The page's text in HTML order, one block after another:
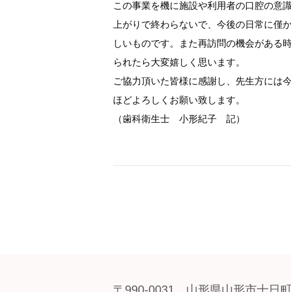
この事業を機に施設や利用者の口腔の意
上がりで終わらないで、今後の日常に僅
しいものです。また再訪問の機会がある
られたら大変嬉しく思います。
ご協力頂いた皆様に感謝し、先生方には
ほどよろしくお願い致します。
（歯科衛生士 小形紀子 記）